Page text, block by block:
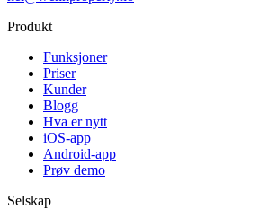
Produkt
Funksjoner
Priser
Kunder
Blogg
Hva er nytt
iOS-app
Android-app
Prøv demo
Selskap